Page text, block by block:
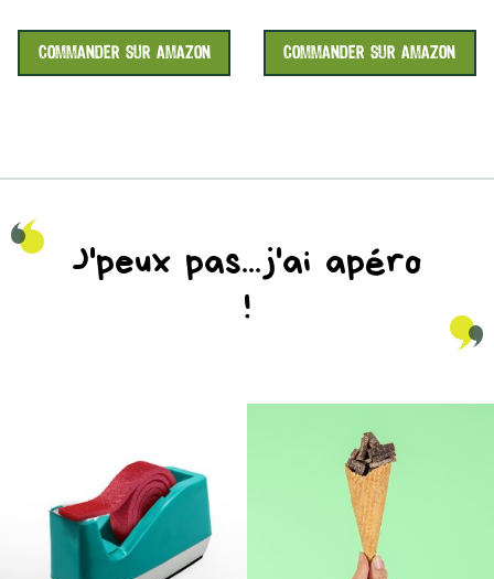
COMMANDER SUR AMAZON COMMANDER SUR AMAZON
J'peux pas...j'ai apéro
!